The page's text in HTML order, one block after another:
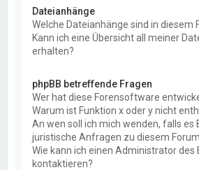
Dateianhänge
Welche Dateianhänge sind in diesem
Kann ich eine Übersicht all meiner
erhalten?
phpBB betreffende Fragen
Wer hat diese Forensoftware
Warum ist Funktion x oder y nicht
An wen soll ich mich wenden, falls es
juristische Anfragen zu diesem
Wie kann ich einen Administrator des
kontaktieren?